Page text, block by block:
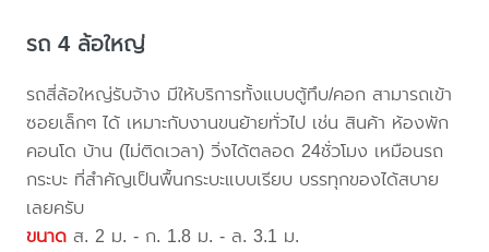
รถ 4 ล้อใหญ่
รถสี่ล้อใหญ่รับจ้าง มีให้บริการทั้งแบบตู้ทึบ/คอก สามารถเข้า
ซอยเล็กๆ ได้ เหมาะกับงานขนย้ายทั่วไป เช่น สินค้า ห้องพัก
คอนโด บ้าน (ไม่ติดเวลา) วิ่งได้ตลอด 24ชั่วโมง เหมือนรถ
กระบะ ที่สำคัญเป็นพื้นกระบะแบบเรียบ บรรทุกของได้สบาย
เลยครับ
ขนาด ส. 2 ม. - ก. 1.8 ม. - ล. 3.1 ม.